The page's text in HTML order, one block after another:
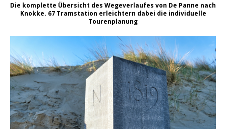
Die komplette Übersicht des Wegeverlaufes von De Panne nach
Knokke. 67 Tramstation erleichtern dabei die individuelle
Tourenplanung